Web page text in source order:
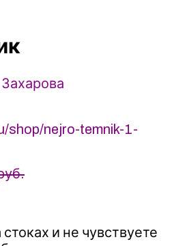
shop/nejro-temnik-1-
и не чувствуете